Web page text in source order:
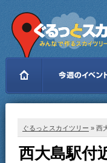
ぐるっとスカイツリー » 西
西大島駅付